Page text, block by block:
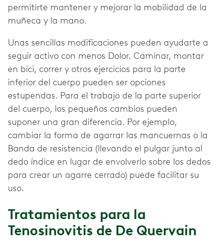
permitirte mantener y mejorar la mobilidad de la
muñeca y la mano.
Unas sencillas modificaciones pueden ayudarte a
seguir activo con menos Dolor. Caminar, montar
en bici, correr y otros ejercicios para la parte
inferior del cuerpo pueden ser opciones
estupendas. Para el trabajo de la parte superior
del cuerpo, los pequeños cambios pueden
suponer una gran diferencia. Por ejemplo,
cambiar la forma de agarrar las mancuernas o la
Banda de resistencia (llevando el pulgar junto al
dedo índice en lugar de envolverlo sobre los dedos
para crear un agarre cerrado) puede facilitar su
uso.
Tratamientos para la
Tenosinovitis de De Quervain